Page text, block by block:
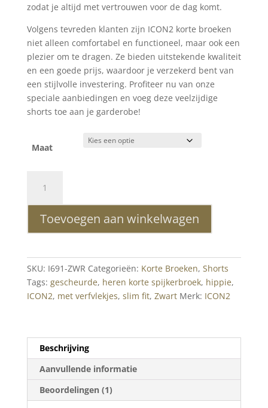
zodat je altijd met vertrouwen voor de dag komt.
Volgens tevreden klanten zijn ICON2 korte broeken
niet alleen comfortabel en functioneel, maar ook een
plezier om te dragen. Ze bieden uitstekende kwaliteit
en een goede prijs, waardoor je verzekerd bent van
een stijlvolle investering. Profiteer nu van onze
speciale aanbiedingen en voeg deze veelzijdige
shorts toe aan je garderobe!
Maat
hippie
gescheurde
slim
fit
korte
spijkerbroek
met
verfvlekjes
Toevoegen aan winkelwagen
SKU: I691-ZWR Categorieën: Korte Broeken, Shorts
Tags: gescheurde, heren korte spijkerbroek, hippie,
ICON2, met verfvlekjes, slim fit, Zwart Merk: ICON2
Beschrijving
Aanvullende informatie
Beoordelingen (1)